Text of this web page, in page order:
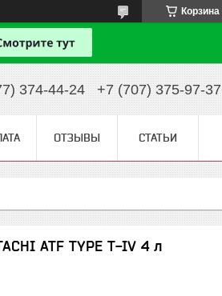
Корзина
374-44-24 +7 (707) 375-97-37
ОТЗЫВЫ СТАТЬИ
ATF TYPE T-IV 4 л